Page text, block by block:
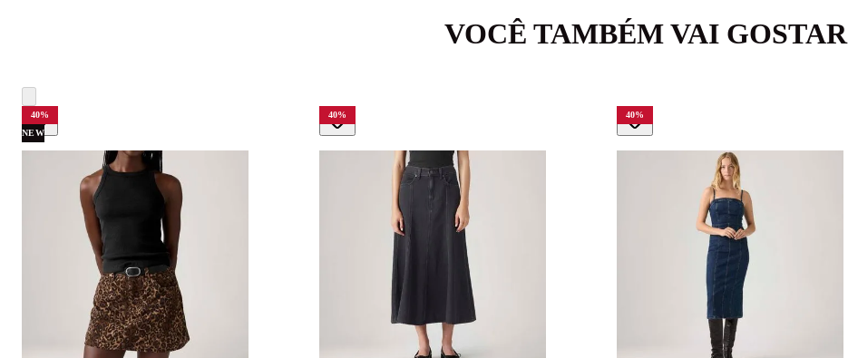
VOCÊ TAMBÉM VAI GOSTAR
40%
NEW
40% 40%